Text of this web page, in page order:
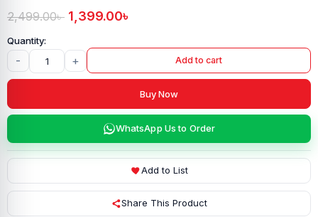
2,499.00৳ 1,399.00৳
- + Add to cart
Buy Now
WhatsApp Us to Order
Add to List
Share This Product